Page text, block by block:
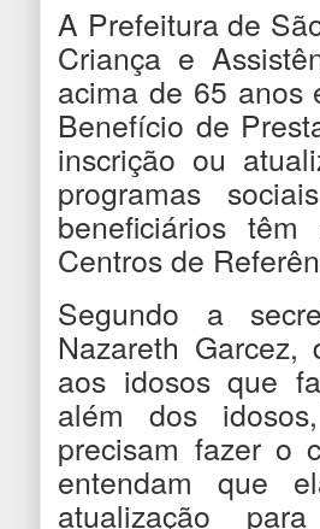
A Prefeitura de
Criança e
acima de 65 anos
Benefício de
inscrição ou
programas
beneficiários
Centros de
Segundo a
Nazareth
aos idosos que
além dos
precisam fazer o
entendam que
atualização